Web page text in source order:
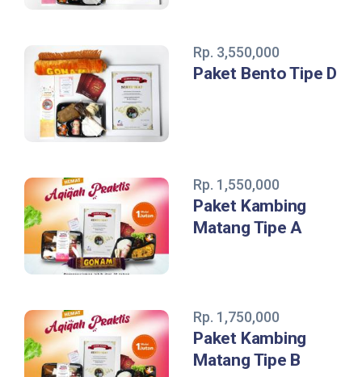
Rp. 3,550,000
Paket Bento Tipe D
Rp. 1,550,000
Paket Kambing
Matang Tipe A
Rp. 1,750,000
Paket Kambing
Matang Tipe B